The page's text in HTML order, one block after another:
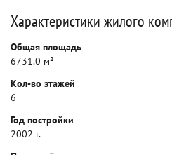
Характеристики жилого
Общая площадь
6731.0 м²
Кол-во этажей
6
Год постройки
2002 г.